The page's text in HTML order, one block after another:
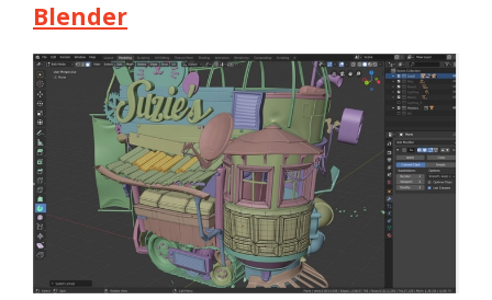
Blender